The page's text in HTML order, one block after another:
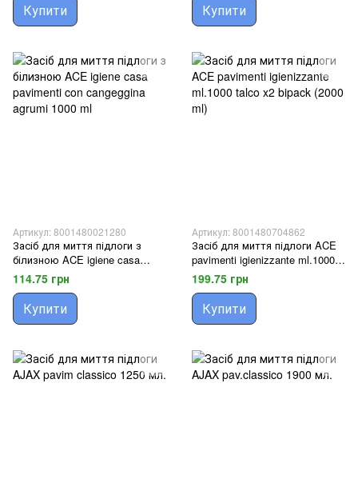
Купити Купити
Артикул: 8001480021280
Засіб для миття підлоги з
білизною ACE igiene casa
pavimenti con cangeggina
agrumi 1000 ml
114.75 грн
Купити
Артикул: 8001480704862
Засіб для миття підлоги ACE
pavimenti igienizzante ml.1000
talco x2 bipack (2000 ml)
199.75 грн
Купити